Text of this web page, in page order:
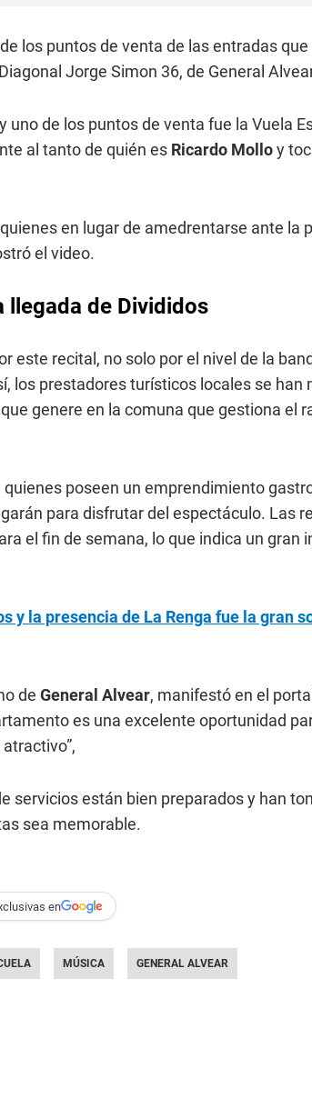
los puntos de venta de las entradas que
Jorge Simon 36, de General
de los puntos de venta fue la Vuela
al tanto de quién es Ricardo Molloy
en lugar de amedrentarse ante la
el video.
llegada de Divididos
este recital, no solo por el nivel de la
los prestadores turísticos locales se han
genere en la comuna que gestiona el
poseen un emprendimiento
para disfrutar del espectáculo. Las
el fin de semana, lo que indica un gran
y la presencia de La Renga fue la gran
de General Alvear, manifestó en el
es una excelente oportunidad
servicios están bien preparados y han
sea memorable.
en
MÚSICA GENERAL ALVEAR